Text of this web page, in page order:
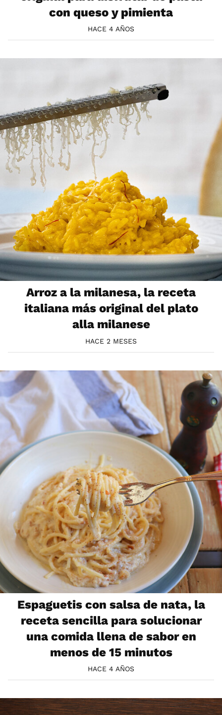
con queso y pimienta
HACE 4 AÑOS
Arroz a la milanesa, la receta
italiana más original del plato
alla milanese
HACE 2 MESES
Espaguetis con salsa de nata, la
receta sencilla para solucionar
una comida llena de sabor en
menos de 15 minutos
HACE 4 AÑOS